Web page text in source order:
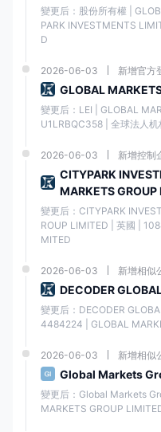
長期資本增值和潛在創收
賬戶類型
澤匯資本提供一系列交易賬戶
個都有自己的最低存款要求。
準美分賬戶之間進行選擇，以
可以同時開設兩個賬戶，
要求更高的最低存款從 3000 美
重要的是要注意，雖然標準美
屬，但其他專業賬戶和標準賬
和金屬，還包括能源、股票、和
除了真實交易賬戶， 澤匯資本
其交易技能的重要性。為了促
者體驗交易環境並練習他們的
如何開戶？
變更后：股份所有權 |
PARK INVESTMENTS
D
2026-06-03 新增官方
GLOBAL
變更后：LEI | GLOBAL
U1LRBQC358 | 全球法人
2026-06-03 新增控制
CITYPARK
MARKETS GROUP
變更后：CITYPARK
ROUP LIMITED | 英國 |
MITED
2026-06-03 新增相似
DECODER
變更后：DECODER
4484224 | GLOBAL
2026-06-03 新增相似
Global Markets
變更后：Global Markets
MARKETS GROUP